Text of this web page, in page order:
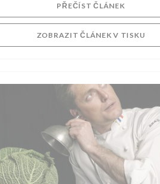
PŘEČÍST ČLÁNEK
ZOBRAZIT ČLÁNEK V TISKU